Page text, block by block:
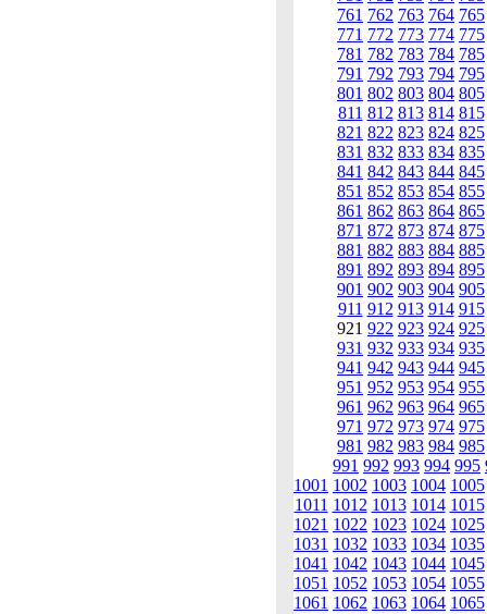
761 762 763 764 765
771 772 773 774 775
781 782 783 784 785
791 792 793 794 795
801 802 803 804 805
811 812 813 814 815
821 822 823 824 825
831 832 833 834 835
841 842 843 844 845
851 852 853 854 855
861 862 863 864 865
871 872 873 874 875
881 882 883 884 885
891 892 893 894 895
901 902 903 904 905
911 912 913 914 915
921 922 923 924 925
931 932 933 934 935
941 942 943 944 945
951 952 953 954 955
961 962 963 964 965
971 972 973 974 975
981 982 983 984 985
991 992 993 994 995
1001 1002 1003 1004 1005
1011 1012 1013 1014 1015
1021 1022 1023 1024 1025
1031 1032 1033 1034 1035
1041 1042 1043 1044 1045
1051 1052 1053 1054 1055
1061 1062 1063 1064 1065